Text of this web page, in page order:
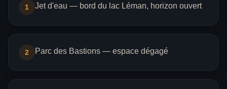
1 Jet d'eau — bord du lac Léman, horizon ouvert
2 Parc des Bastions — espace dégagé